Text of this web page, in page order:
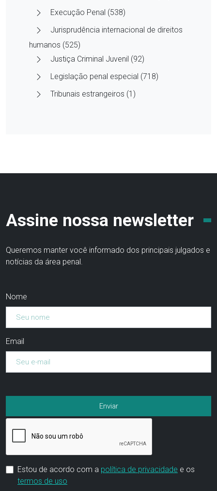
Execução Penal (538)
Jurisprudência internacional de direitos
humanos (525)
Justiça Criminal Juvenil (92)
Legislação penal especial (718)
Tribunais estrangeiros (1)
Assine nossa newsletter
Queremos manter você informado dos principais julgados e
notícias da área penal.
Nome
Email
Estou de acordo com a política de privacidade e os
termos de uso